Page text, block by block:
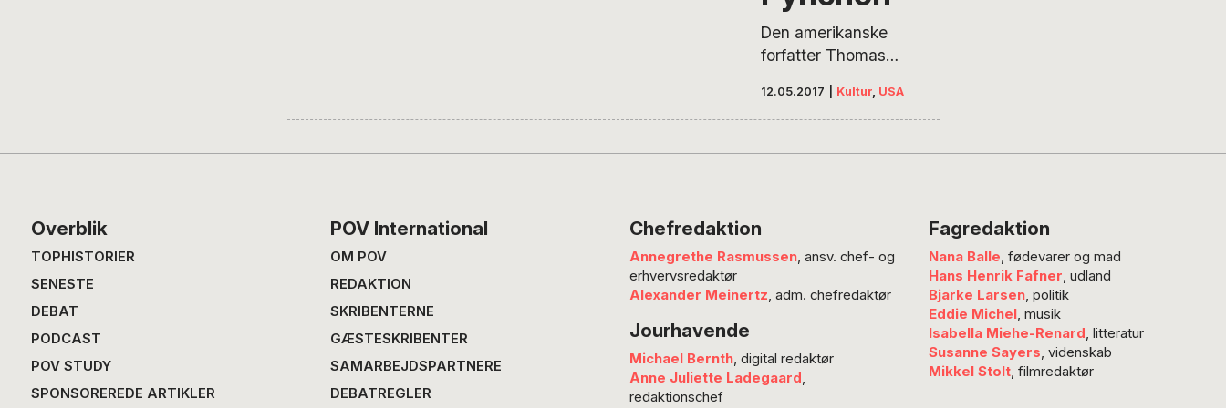
med covid-19-eksperter?
Måske det bedste svar er,
at der ingen enkle svar er,
Den amerikanske
forfatter Thomas
som “konspirationens
mester”, fyldte i denne
tilsammen beskriver en
antihistorie af den
omtrent 1760 og til
Bové, der er håbløst
indfanget i den sky
12.05.2017 Kultur, USA
Footer
Overblik
TOPHISTORIER
SENESTE
DEBAT
PODCAST
POV STUDY
SPONSOREREDE ARTIKLER
POV International
OM POV
REDAKTION
SKRIBENTERNE
GÆSTESKRIBENTER
SAMARBEJDSPARTNERE
DEBATREGLER
Chefredaktion
Annegrethe Rasmussen, ansv. chef- og
erhvervsredaktør
Alexander Meinertz, adm. chefredaktør
Jourhavende
Michael Bernth, digital redaktør
Anne Juliette Ladegaard
redaktionschef
Fagredaktion
Nana Balle, fødevarer og mad
Hans Henrik Fafner, udland
Bjarke Larsen, politik
Eddie Michel, musik
Isabella Miehe-Renard, litteratur
Susanne Sayers, videnskab
Mikkel Stolt, filmredaktør